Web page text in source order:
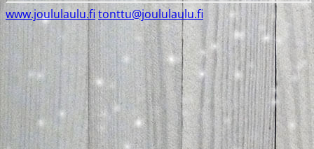
www.joululaulu.fitonttu@joululaulu.fi